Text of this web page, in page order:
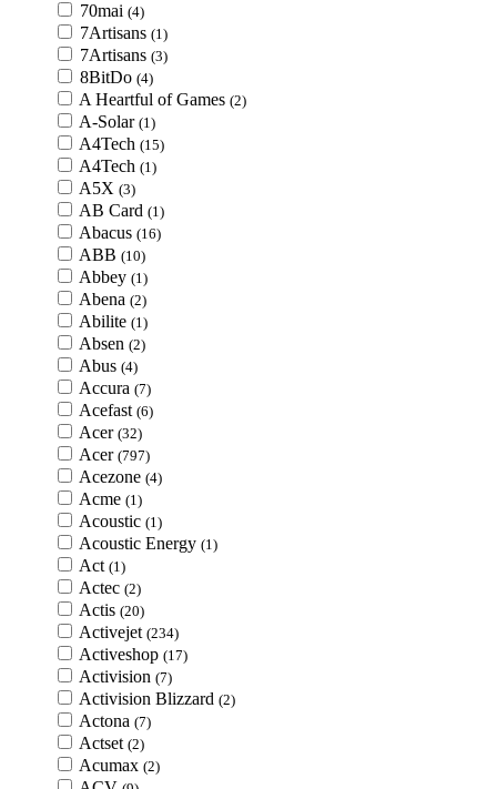
70mai (4)
7Artisans (1)
7Artisans (3)
8BitDo (4)
A Heartful of Games (2)
A-Solar (1)
A4Tech (15)
A4Tech (1)
A5X (3)
AB Card (1)
Abacus (16)
ABB (10)
Abbey (1)
Abena (2)
Abilite (1)
Absen (2)
Abus (4)
Accura (7)
Acefast (6)
Acer (32)
Acer (797)
Acezone (4)
Acme (1)
Acoustic (1)
Acoustic Energy (1)
Act (1)
Actec (2)
Actis (20)
Activejet (234)
Activeshop (17)
Activision (7)
Activision Blizzard (2)
Actona (7)
Actset (2)
Acumax (2)